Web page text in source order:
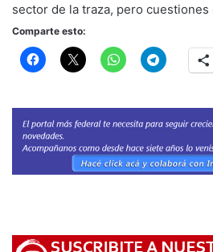
sector de la traza, pero cuestiones
Comparte esto: